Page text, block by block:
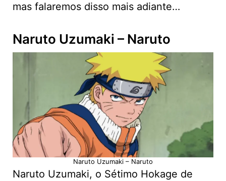
mas falaremos disso mais adiante…
Naruto Uzumaki – Naruto
Naruto Uzumaki – Naruto
Naruto Uzumaki, o Sétimo Hokage de